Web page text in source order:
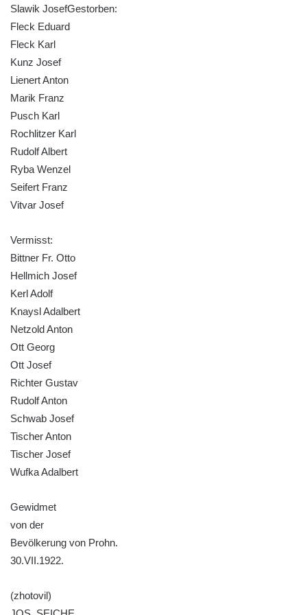
Pomník obětem 1. a 2. světové války v
Římově
Předoníně
Pomník obětem 2. světové války v Plavu
Pamětní deska obětem 1. světové války v
Plavu
Kenotaf Pepiho Meisela na hřbitově v
Dolním Podluží
Kenotaf Antona Klause na hřbitově v
Dolním Podluží
Kenotaf Heinricha Klause na hřbitově v
Dolním Podluží
Kenotaf Josefa Stolle na hřbitově v Dolním
Podluží
Pomník obětem 1. světové války na
židovském hřbitově v Mostě
Pomník obětem 2. světové války v ulici 1.
Pomník obětem válek v ulici 1. máje v Lužci
nad Vltavou
Vojkovic
Slawik JosefGestorben:
Fleck Eduard
Fleck Karl
Kunz Josef
Lienert Anton
Marik Franz
Pusch Karl
Rochlitzer Karl
Rudolf Albert
Ryba Wenzel
Seifert Franz
Vitvar Josef
Vermisst:
Bittner Fr. Otto
Hellmich Josef
Kerl Adolf
Knaysl Adalbert
Netzold Anton
Ott Georg
Ott Josef
Richter Gustav
Rudolf Anton
Schwab Josef
Tischer Anton
Tischer Josef
Wufka Adalbert
Gewidmet
von der
Bevölkerung von Prohn.
30.VII.1922.
(zhotovil)